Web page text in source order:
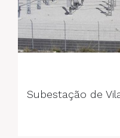
Subestação de